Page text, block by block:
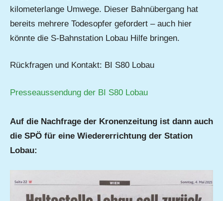
kilometerlange Umwege. Dieser Bahnübergang hat
bereits mehrere Todesopfer gefordert – auch hier
könnte die S-Bahnstation Lobau Hilfe bringen.
Rückfragen und Kontakt: BI S80 Lobau
Presseaussendung der BI S80 Lobau
Auf die Nachfrage der Kronenzeitung ist dann auch
die SPÖ für eine Wiedererrichtung der Station
Lobau: